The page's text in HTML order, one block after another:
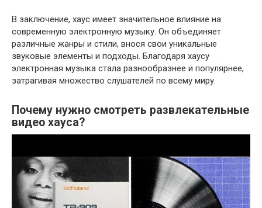
В заключение, хаус имеет значительное влияние на
современную электронную музыку. Он объединяет
различные жанры и стили, внося свои уникальные
звуковые элементы и подходы. Благодаря хаусу
электронная музыка стала разнообразнее и популярнее,
затрагивая множество слушателей по всему миру.
Почему нужно смотреть развлекательные
видео хауса?